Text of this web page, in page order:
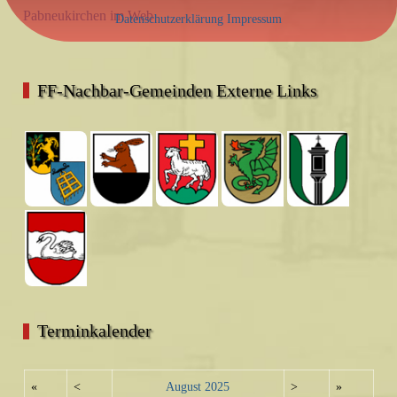
Pabneukirchen im Web
FF-Nachbar-Gemeinden Externe Links
Terminkalender
« < August 2025 > »
Datenschutzerklärung Impressum